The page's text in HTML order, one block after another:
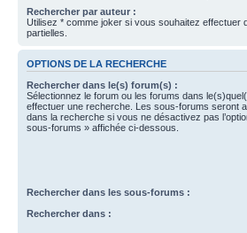
Rechercher par auteur :
Utilisez * comme joker si vous souhaitez effectuer
partielles.
OPTIONS DE LA RECHERCHE
Rechercher dans le(s) forum(s) :
Sélectionnez le forum ou les forums dans
effectuer une recherche. Les sous-forums seront
dans la recherche si vous ne désactivez pas
sous-forums » affichée ci-dessous.
Rechercher dans les sous-forums :
Rechercher dans :